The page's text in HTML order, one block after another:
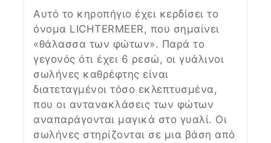
Αυτό το κηροπήγιο έχει κερδίσει το
όνομα LICHTERMEER, που σημαίνει
«θάλασσα των φώτων». Παρά το
γεγονός ότι έχει 6 ρεσώ, οι γυάλινοι
σωλήνες καθρέφτης είναι
διατεταγμένοι τόσο εκλεπτυσμένα,
που οι αντανακλάσεις των φώτων
αναπαράγονται μαγικά στο γυαλί. Οι
σωλήνες στηρίζονται σε μια βάση από